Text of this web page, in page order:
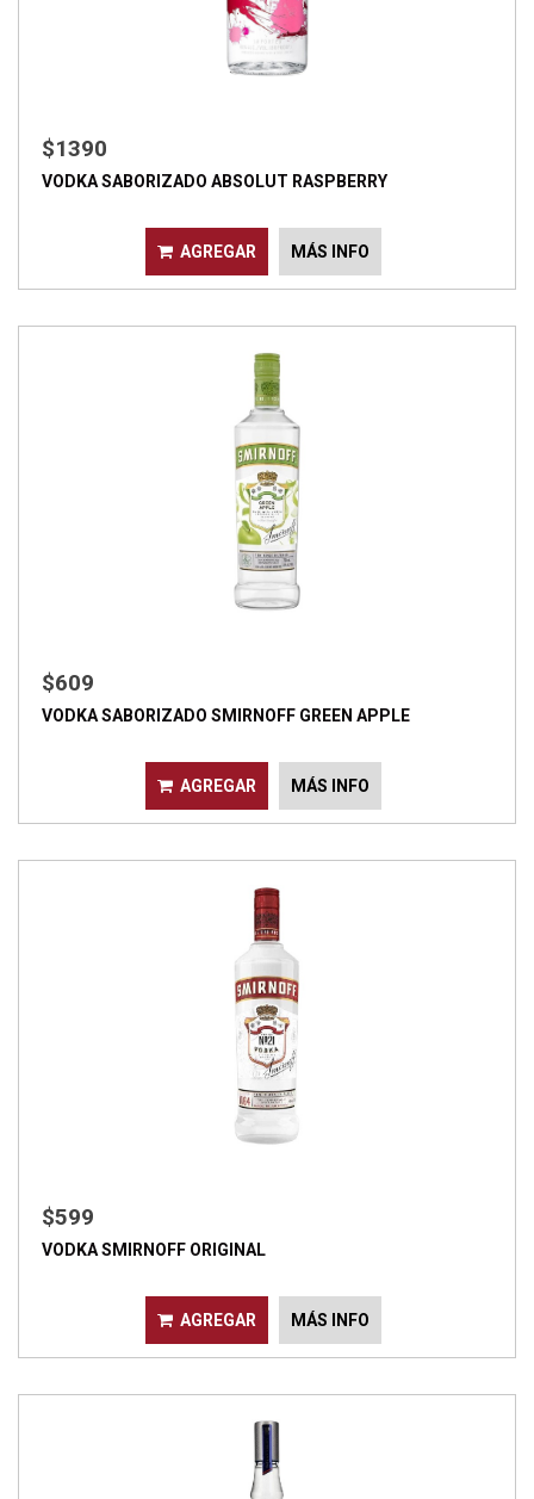
$1390
VODKA SABORIZADO ABSOLUT RASPBERRY
AGREGAR MÁS INFO
$609
VODKA SABORIZADO SMIRNOFF GREEN APPLE
AGREGAR MÁS INFO
$599
VODKA SMIRNOFF ORIGINAL
AGREGAR MÁS INFO